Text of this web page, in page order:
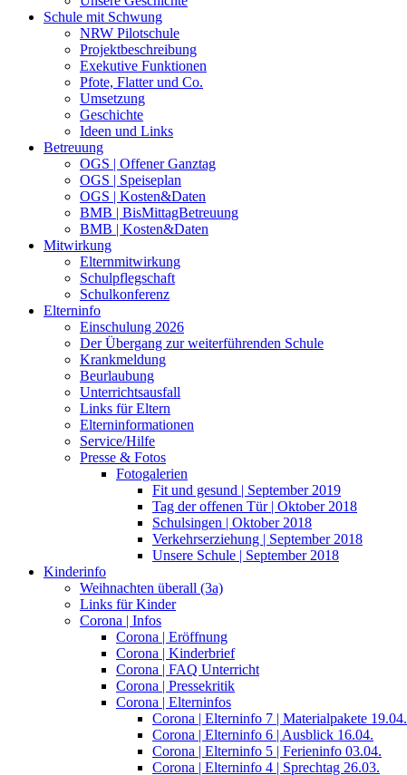
Schule mit Schwung
NRW Pilotschule
Projektbeschreibung
Exekutive Funktionen
Pfote, Flatter und Co.
Umsetzung
Geschichte
Ideen und Links
Betreuung
OGS | Offener Ganztag
OGS | Speiseplan
OGS | Kosten&Daten
BMB | BisMittagBetreuung
BMB | Kosten&Daten
Mitwirkung
Elternmitwirkung
Schulpflegschaft
Schulkonferenz
Elterninfo
Einschulung 2026
Der Übergang zur weiterführenden Schule
Krankmeldung
Beurlaubung
Unterrichtsausfall
Links für Eltern
Elterninformationen
Service/Hilfe
Presse & Fotos
Fotogalerien
Fit und gesund | September 2019
Tag der offenen Tür | Oktober 2018
Schulsingen | Oktober 2018
Verkehrserziehung | September 2018
Unsere Schule | September 2018
Kinderinfo
Weihnachten überall (3a)
Links für Kinder
Corona | Infos
Corona | Eröffnung
Corona | Kinderbrief
Corona | FAQ Unterricht
Corona | Pressekritik
Corona | Elterninfos
Corona | Elterninfo 7 | Materialpakete 19.04.
Corona | Elterninfo 6 | Ausblick 16.04.
Corona | Elterninfo 5 | Ferieninfo 03.04.
Corona | Elterninfo 4 | Sprechtag 26.03.